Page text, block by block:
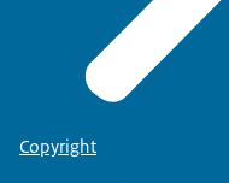
Copyright